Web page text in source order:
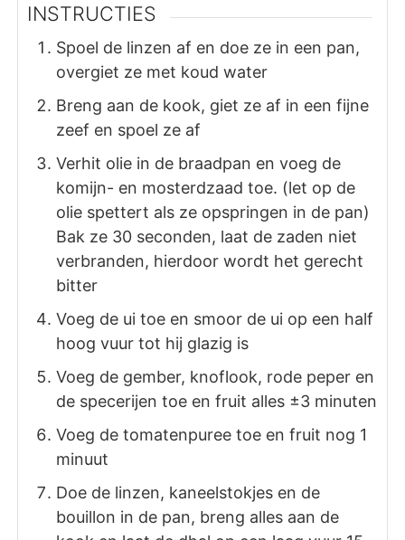
INSTRUCTIES
Spoel de linzen af en doe ze in een pan,
overgiet ze met koud water
Breng aan de kook, giet ze af in een fijne
zeef en spoel ze af
Verhit olie in de braadpan en voeg de
komijn- en mosterdzaad toe. (let op de
olie spettert als ze opspringen in de pan)
Bak ze 30 seconden, laat de zaden niet
verbranden, hierdoor wordt het gerecht
bitter
Voeg de ui toe en smoor de ui op een half
hoog vuur tot hij glazig is
Voeg de gember, knoflook, rode peper en
de specerijen toe en fruit alles ±3 minuten
Voeg de tomatenpuree toe en fruit nog 1
minuut
Doe de linzen, kaneelstokjes en de
bouillon in de pan, breng alles aan de